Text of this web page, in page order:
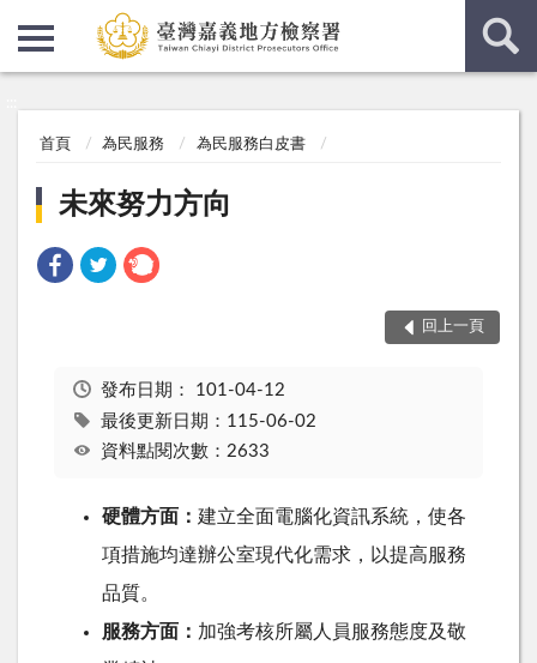
首頁 為民服務 為民服務白皮書
未來努力方向
回上一頁
發布日期： 101-04-12
最後更新日期：115-06-02
資料點閱次數：2633
硬體方面： 建立全面電腦化資訊系統，使各
項措施均達辦公室現代化需求，以提高服務
品質。
服務方面： 加強考核所屬人員服務態度及敬